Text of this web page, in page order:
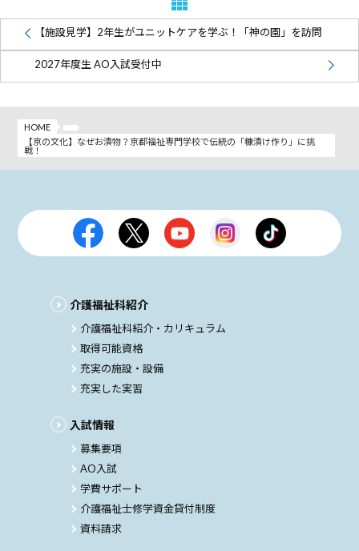
【施設見学】2年生がユニットケアを学ぶ！「神の園」を訪問
2027年度生 AO入試受付中
HOME
【京の文化】なぜお漬物？京都福祉専門学校で伝統の「糠漬け作り」に挑
戦！
介護福祉科紹介
介護福祉科紹介・カリキュラム
取得可能資格
充実の施設・設備
充実した実習
入試情報
募集要項
AO入試
学費サポート
介護福祉士修学資金貸付制度
資料請求